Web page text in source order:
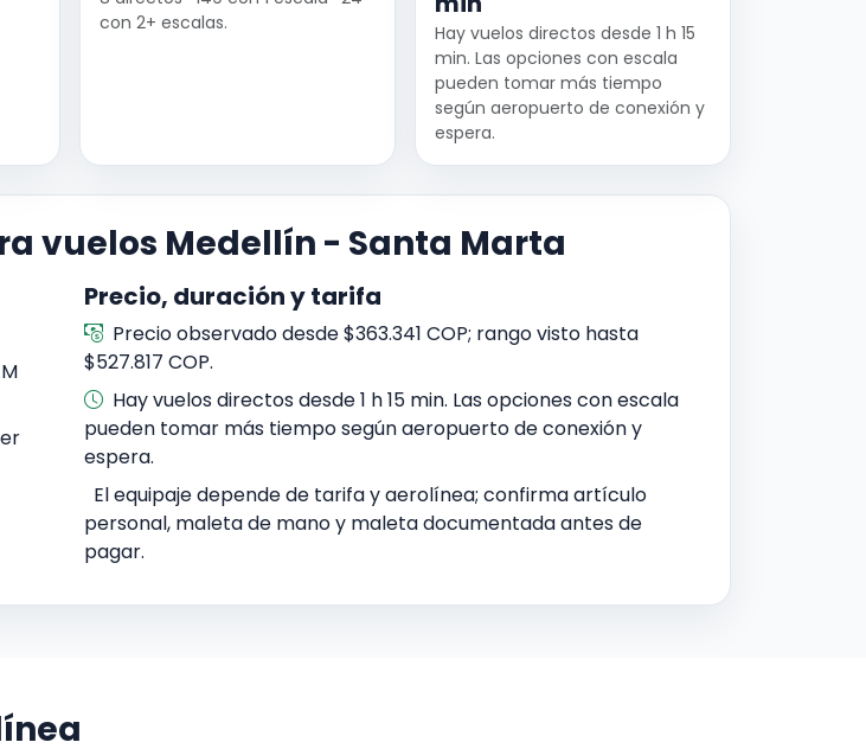
con 2+ escalas.
Hay vuelos directos desde 1 h 15
min. Las opciones con escala
pueden tomar más tiempo
según aeropuerto de conexión y
espera.
vuelos Medellín - Santa Marta
Precio, duración y tarifa
Precio observado desde $363.341 COP; rango visto hasta
$527.817 COP.
Hay vuelos directos desde 1 h 15 min. Las opciones con escala
pueden tomar más tiempo según aeropuerto de conexión y
espera.
El equipaje depende de tarifa y aerolínea; confirma artículo
personal, maleta de mano y maleta documentada antes de
pagar.